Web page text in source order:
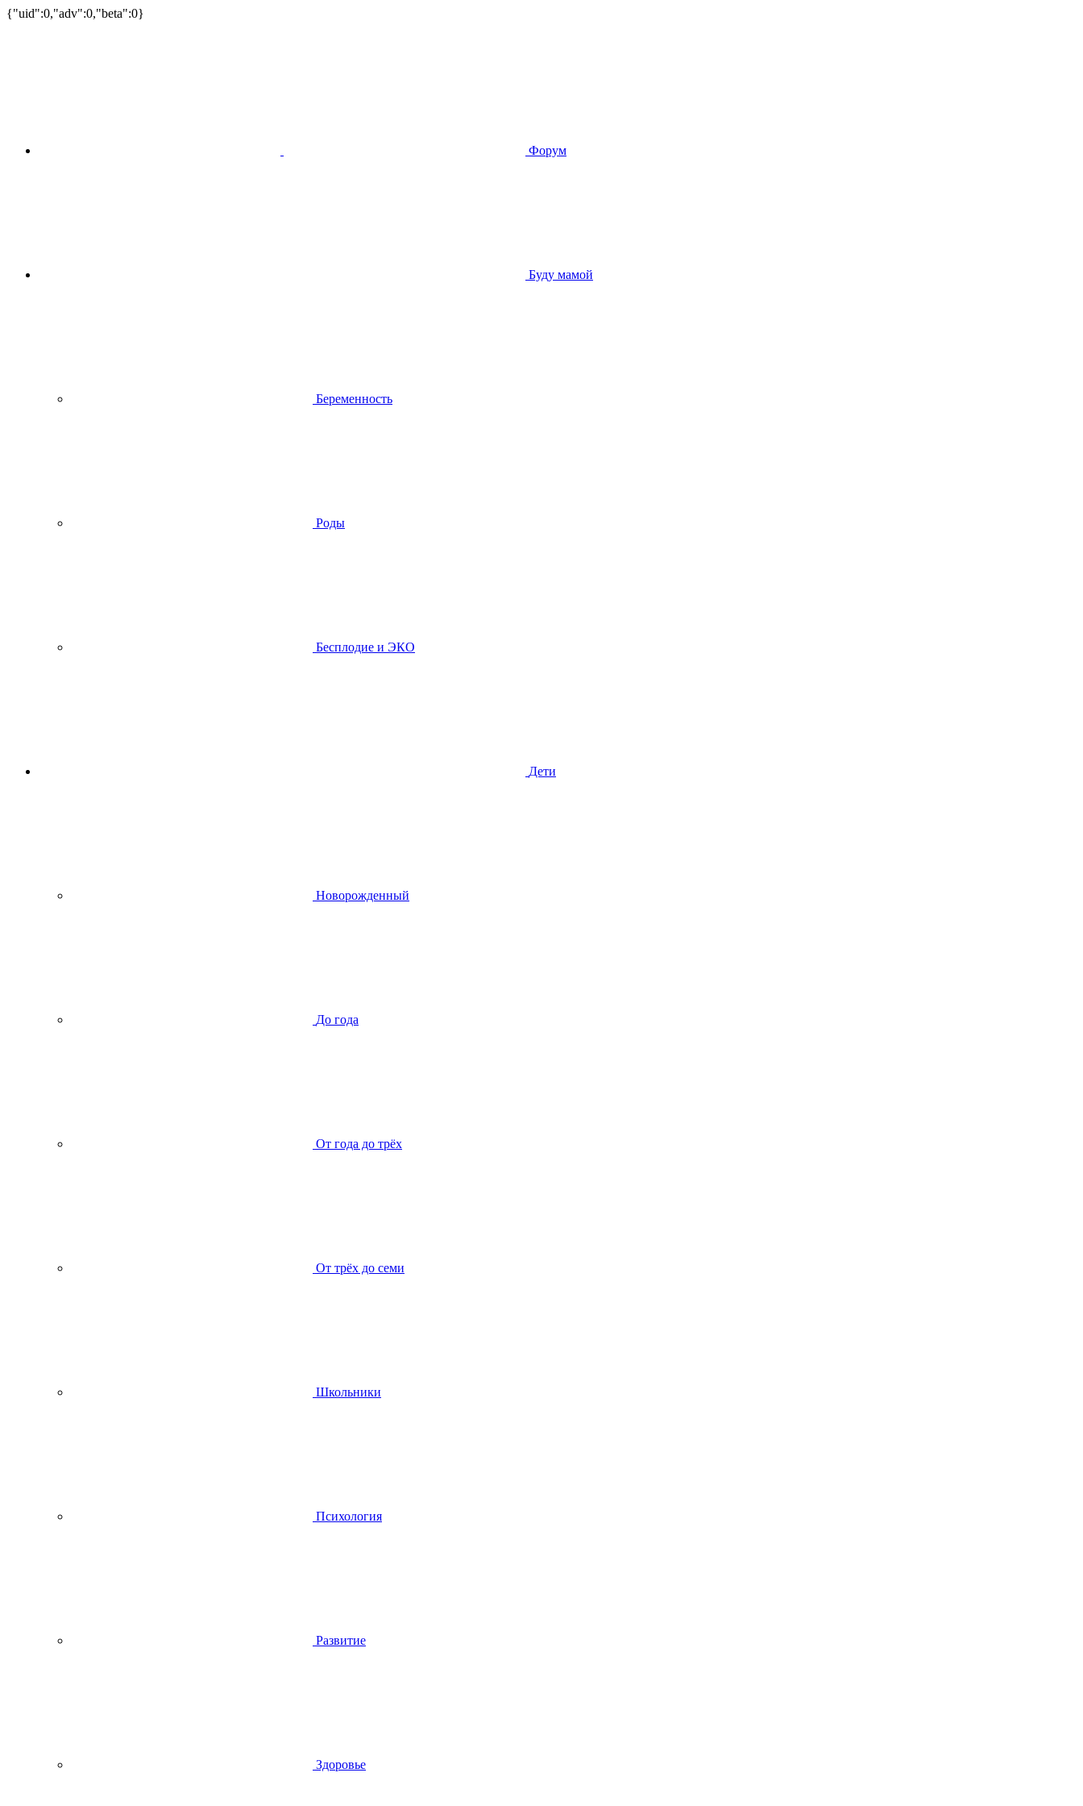
{"uid":0,"adv":0,"beta":0}
Форум
Буду мамой
Беременность
Роды
Бесплодие и ЭКО
Дети
Новорожденный
До года
От года до трёх
От трёх до семи
Школьники
Психология
Развитие
Здоровье